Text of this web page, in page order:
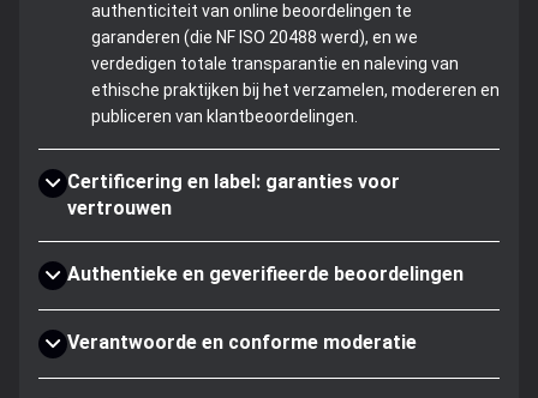
authenticiteit van online beoordelingen te
garanderen (die NF ISO 20488 werd), en we
verdedigen totale transparantie en naleving van
ethische praktijken bij het verzamelen, modereren en
publiceren van klantbeoordelingen.
Certificering en label: garanties voor
vertrouwen
Authentieke en geverifieerde beoordelingen
Verantwoorde en conforme moderatie